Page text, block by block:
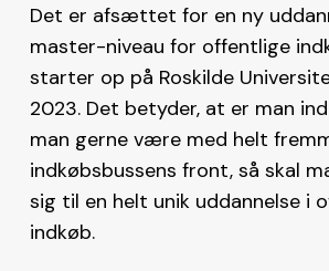
Det er afsættet for en ny
master-niveau for offentlige
starter op på Roskilde
2023. Det betyder, at er man
man gerne være med helt
indkøbsbussens front, så skal
sig til en helt unik uddannelse i
indkøb.